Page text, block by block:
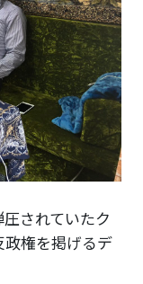
されていたク
権を掲げるデ